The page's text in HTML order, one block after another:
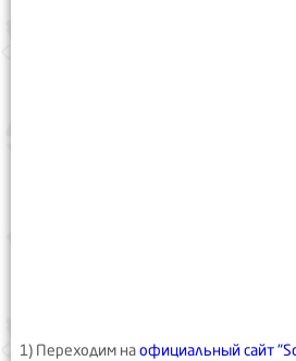
1) Переходим наофициальный сайт